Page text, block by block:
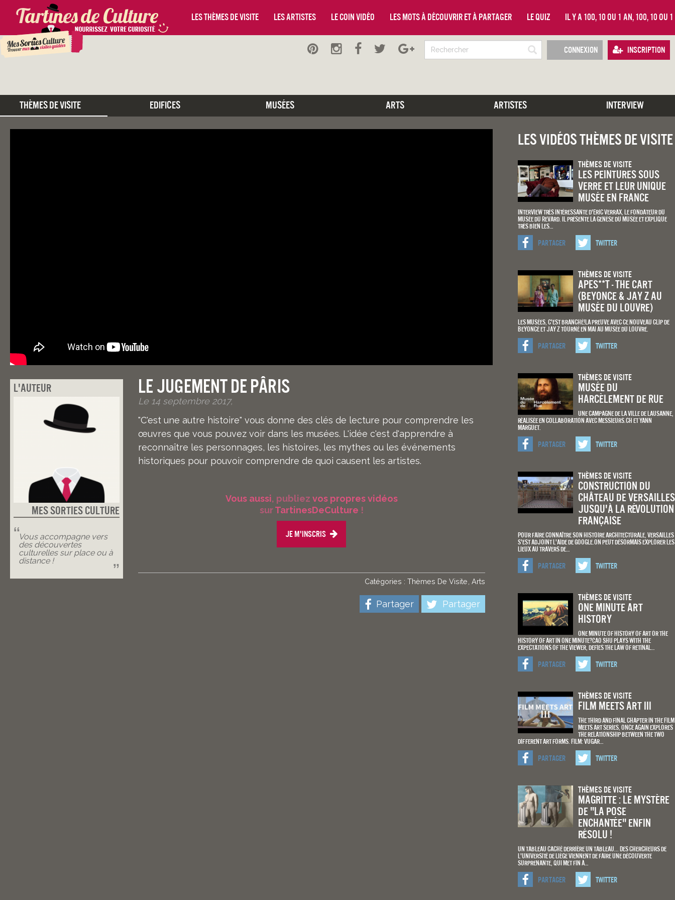
Les thèmes de visite Les artistes Le coin vidéo Les mots à découvrir et à partager Le quiz Il y a 100, 10 ou 1 an, 100, 10 ou
Connexion Inscription
Thèmes De Visite Edifices Musées Arts Artistes Interview
L'auteur
Mes Sorties Culture
Vous accompagne vers
des découvertes
culturelles sur place ou à
distance !
Le jugement de Pâris
Le 14 septembre 2017,
"C'est une autre histoire" vous donne des clés de lecture pour comprendre les
œuvres que vous pouvez voir dans les musées. L'idée c'est d'apprendre à
reconnaître les personnages, les histoires, les mythes ou les événements
historiques pour pouvoir comprendre de quoi causent les artistes.
Vous aussi, publiez vos propres vidéos
surTartinesDeCulture !
Je m'inscris
Catégories : Thèmes De Visite Arts
Partager Partager
Les vidéos Thèmes De Visite
Thèmes De Visite
Les peintures sous
verre et leur unique
musée en France
Interview très intéressante d'Eric Verrax, le fondateur du
musée du Revard. Il présente la genèse du musée et explique
très bien les…
Partager Twitter
Thèmes De Visite
APES**T - The Cart
(Beyonce & Jay Z au
musée du louvre)
Les musées, c'est branché!La preuve avec ce nouveau clip de
Beyoncé et Jay Z tourné en mai au Musée du Louvre.
Partager Twitter
Thèmes De Visite
Musée du
Harcèlement de Rue
Une campagne de la Ville de Lausanne,
réalisée en collaboration avec Messieurs.ch et Yann
Marguet.
Partager Twitter
Thèmes De Visite
construction du
château de Versailles
jusqu'à la révolution
française
Pour faire connaître son histoire architecturale, Versailles
s'est adjoint l'aide de Google.On peut désormais explorer les
lieux au travers de…
Partager Twitter
Thèmes De Visite
One Minute Art
History
One minute of History of art or the
History of art in one minute?Cao Shu plays with the
expectations of the viewer, defies the law of retinal…
Partager Twitter
Thèmes De Visite
Film meets art III
The third and final chapter in the Film
Meets Art series, once again explores
the relationship between the two
different art forms. Film: Vugar…
Partager Twitter
Thèmes De Visite
Magritte : Le mystère
de "La pose
enchantée" enfin
résolu !
Un tableau caché derrière un tableau... Des chercheurs de
l'Université de Liège viennent de faire une découverte
surprenante, qui met fin à…
Partager Twitter